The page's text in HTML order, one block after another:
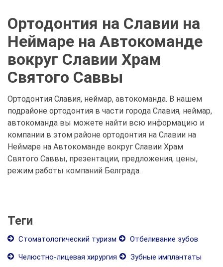
Ортодонтия на Славии на
Неймаре на Автокоманде
вокруг Славии Храм
Святого Саввы
Ортодонтия Славия, неймар, автокоманда. В нашем
подрайоне ортодонтия в части города Славия, неймар,
автокоманда вы можете найти всю информацию и
компании в этом районе ортодонтия на Славии на
Неймаре на Автокоманде вокруг Славии Храм
Святого Саввы, презентации, предложения, цены,
режим работы компаний Белграда.
Теги
Стоматологический туризм
Отбеливание зубов
Челюстно-лицевая хирургия
Зубные имплантаты